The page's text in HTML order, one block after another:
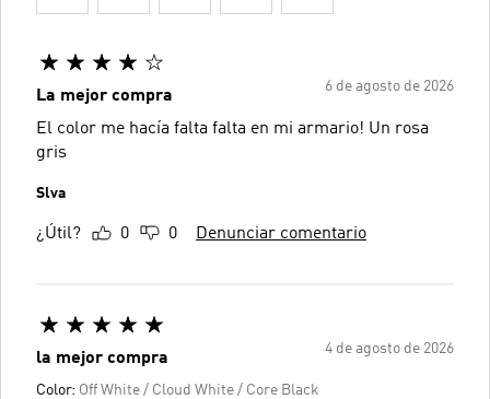
6 de agosto de 2026
La mejor compra
El color me hacía falta falta en mi armario! Un rosa
gris
Slva
¿Útil? 0 0 Denunciar comentario
4 de agosto de 2026
la mejor compra
Color: Off White / Cloud White / Core Black